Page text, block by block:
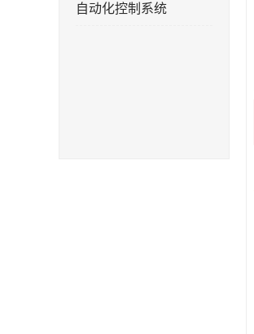
自动化控制系统